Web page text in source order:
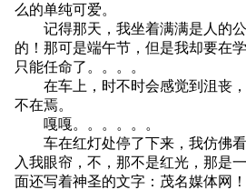
么的单纯可爱。
记得那天，我坐着满满是人的公
的！那可是端午节，但是我却要在
只能任命了。。。。
在车上，时不时会感觉到沮丧，
不在焉。
嘎嘎。。。。。。
车在红灯处停了下来，我仿佛看
入我眼帘，不，那不是红光，那是
面还写着神圣的文字：茂名媒体网！